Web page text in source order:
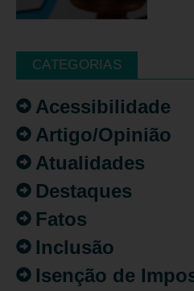
CATEGORIAS
Acessibilidade
Artigo/Opinião
Atualidades
Destaques
Fatos
Inclusão
Isenção de